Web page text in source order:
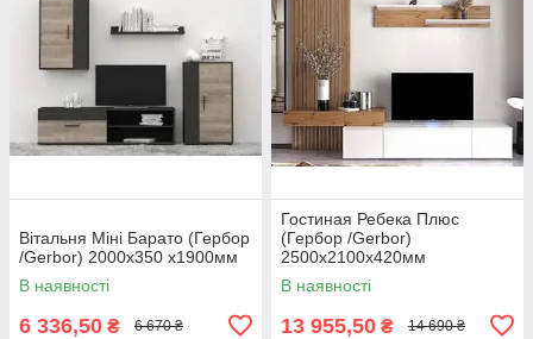
Вітальня Міні Барато (Гербор
/Gerbor) 2000х350 х1900мм
В наявності
6 336,50 ₴ 6 670 ₴
Гостиная Ребека Плюс
(Гербор /Gerbor)
2500х2100х420мм
В наявності
13 955,50 ₴ 14 690 ₴